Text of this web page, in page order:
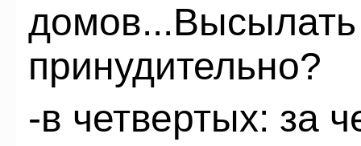
домов...Высылать
принудительно?
-в четвертых: за